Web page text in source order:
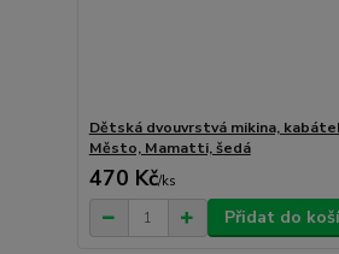
Dětská dvouvrstvá mikina,
Město, Mamatti, šedá
470 Kč/ks
Přidat do